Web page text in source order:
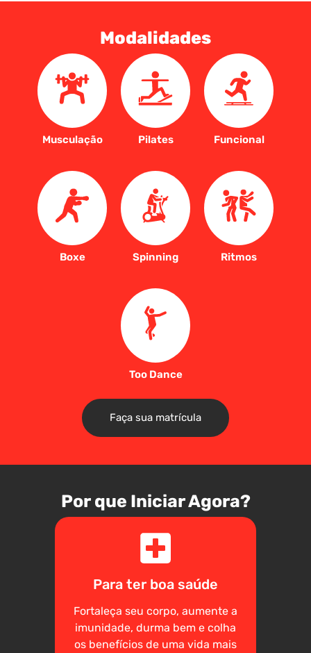
Modalidades
Musculação Pilates Funcional
Boxe Spinning Ritmos
Too Dance
Faça sua matrícula
Por que Iniciar Agora?
Para ter boa saúde
Fortaleça seu corpo, aumente a
imunidade, durma bem e colha
os benefícios de uma vida mais